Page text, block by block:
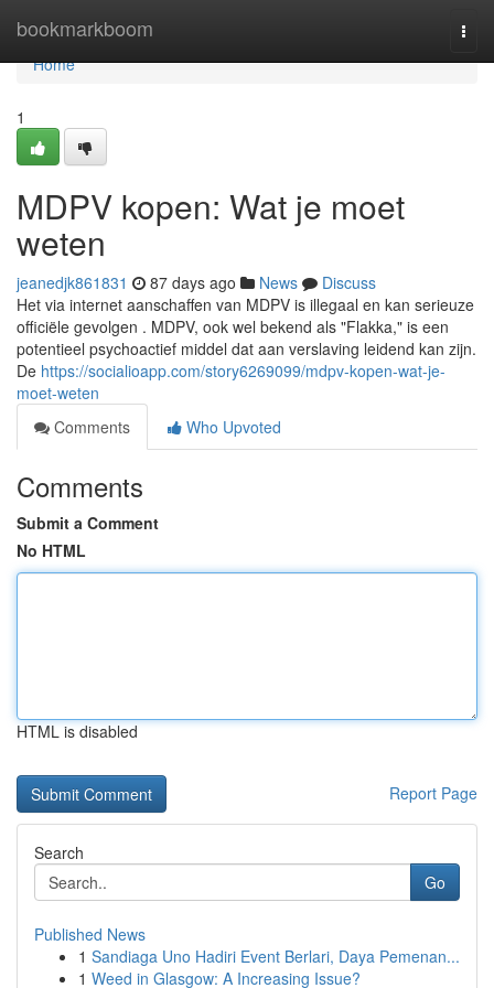
bookmarkboom
Home
Home
1
MDPV kopen: Wat je moet
weten
jeanedjk861831 87 days ago News
Discuss
Het via internet aanschaffen van MDPV is illegaal en kan serieuze
officiële gevolgen . MDPV, ook wel bekend als "Flakka," is een
potentieel psychoactief middel dat aan verslaving leidend kan zijn.
De https://socialioapp.com/story6269099/mdpv-kopen-wat-je-
moet-weten
Comments
Who Upvoted
Comments
Submit a Comment
No HTML
HTML is disabled
Report Page
Search
Go
Published News
1 Sandiaga Uno Hadiri Event Berlari, Daya Pemenan...
1 Weed in Glasgow: A Increasing Issue?